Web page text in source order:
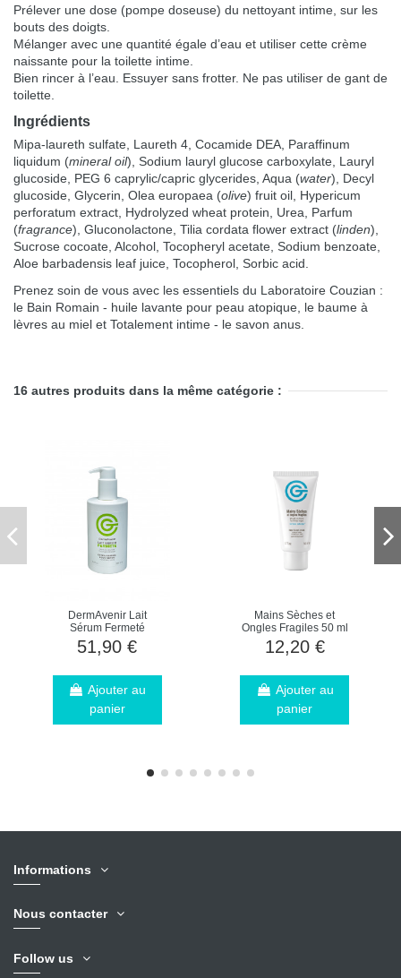
Prélever une dose (pompe doseuse) du nettoyant intime, sur les
bouts des doigts.
Mélanger avec une quantité égale d’eau et utiliser cette crème
naissante pour la toilette intime.
Bien rincer à l’eau. Essuyer sans frotter. Ne pas utiliser de gant de
toilette.
Ingrédients
Mipa-laureth sulfate, Laureth 4, Cocamide DEA, Paraffinum
liquidum (mineral oil), Sodium lauryl glucose carboxylate, Lauryl
glucoside, PEG 6 caprylic/capric glycerides, Aqua (water), Decyl
glucoside, Glycerin, Olea europaea (olive) fruit oil, Hypericum
perforatum extract, Hydrolyzed wheat protein, Urea, Parfum
(fragrance), Gluconolactone, Tilia cordata flower extract (linden),
Sucrose cocoate, Alcohol, Tocopheryl acetate, Sodium benzoate,
Aloe barbadensis leaf juice, Tocopherol, Sorbic acid.
Prenez soin de vous avec les essentiels du Laboratoire Couzian :
le Bain Romain - huile lavante pour peau atopique, le baume à
lèvres au miel et Totalement intime - le savon anus.
16 autres produits dans la même catégorie :
DermAvenir Lait
Sérum Fermeté
51,90 €
Ajouter au
panier
Mains Sèches et
Ongles Fragiles 50 ml
12,20 €
Ajouter au
panier
Informations
Nous contacter
Follow us